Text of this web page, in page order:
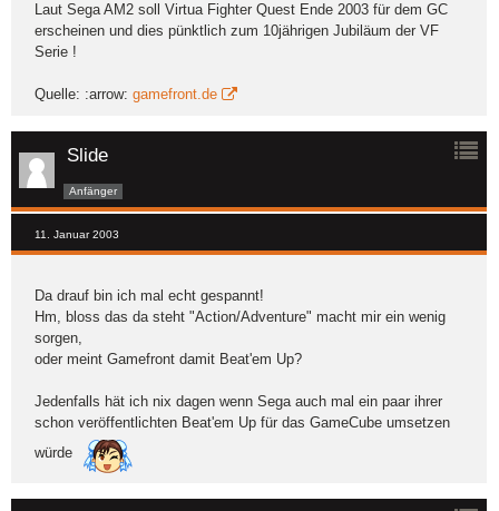
Laut Sega AM2 soll Virtua Fighter Quest Ende 2003 für dem GC
erscheinen und dies pünktlich zum 10jährigen Jubiläum der VF
Serie !
Quelle: :arrow: gamefront.de
Slide
Anfänger
11. Januar 2003
Da drauf bin ich mal echt gespannt!
Hm, bloss das da steht "Action/Adventure" macht mir ein wenig
sorgen,
oder meint Gamefront damit Beat'em Up?
Jedenfalls hät ich nix dagen wenn Sega auch mal ein paar ihrer
schon veröffentlichten Beat'em Up für das GameCube umsetzen
würde